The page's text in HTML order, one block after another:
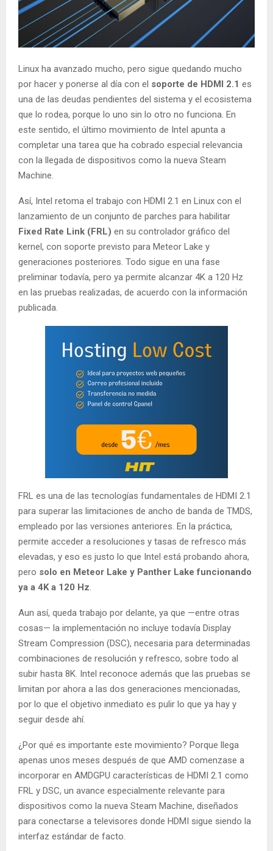
Linux ha avanzado mucho, pero sigue quedando mucho
por hacer y ponerse al día con el soporte de HDMI 2.1 es
una de las deudas pendientes del sistema y el ecosistema
que lo rodea, porque lo uno sin lo otro no funciona. En
este sentido, el último movimiento de Intel apunta a
completar una tarea que ha cobrado especial relevancia
con la llegada de dispositivos como la nueva Steam
Machine.
Así, Intel retoma el trabajo con HDMI 2.1 en Linux con el
lanzamiento de un conjunto de parches para habilitar
Fixed Rate Link (FRL) en su controlador gráfico del
kernel, con soporte previsto para Meteor Lake y
generaciones posteriores. Todo sigue en una fase
preliminar todavía, pero ya permite alcanzar 4K a 120 Hz
en las pruebas realizadas, de acuerdo con la información
publicada.
FRL es una de las tecnologías fundamentales de HDMI 2.1
para superar las limitaciones de ancho de banda de TMDS,
empleado por las versiones anteriores. En la práctica,
permite acceder a resoluciones y tasas de refresco más
elevadas, y eso es justo lo que Intel está probando ahora,
pero solo en Meteor Lake y Panther Lake funcionando
ya a 4K a 120 Hz
Aun así, queda trabajo por delante, ya que —entre otras
cosas— la implementación no incluye todavía Display
Stream Compression (DSC), necesaria para determinadas
combinaciones de resolución y refresco, sobre todo al
subir hasta 8K. Intel reconoce además que las pruebas se
limitan por ahora a las dos generaciones mencionadas,
por lo que el objetivo inmediato es pulir lo que ya hay y
seguir desde ahí.
¿Por qué es importante este movimiento? Porque llega
apenas unos meses después de que AMD comenzase a
incorporar en AMDGPU características de HDMI 2.1 como
FRL y DSC, un avance especialmente relevante para
dispositivos como la nueva Steam Machine, diseñados
para conectarse a televisores donde HDMI sigue siendo la
interfaz estándar de facto.